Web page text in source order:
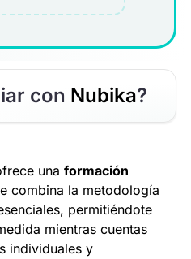
con Nubika?
una formación
combina la metodología
permitiéndote
mientras cuentas
individuales y